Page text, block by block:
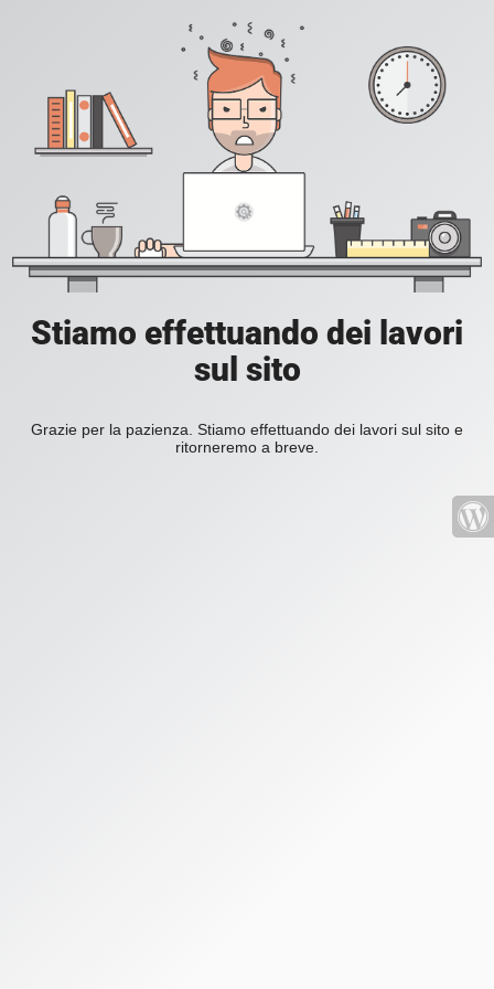
Stiamo effettuando dei lavori
sul sito
Grazie per la pazienza. Stiamo effettuando dei lavori sul sito e
ritorneremo a breve.